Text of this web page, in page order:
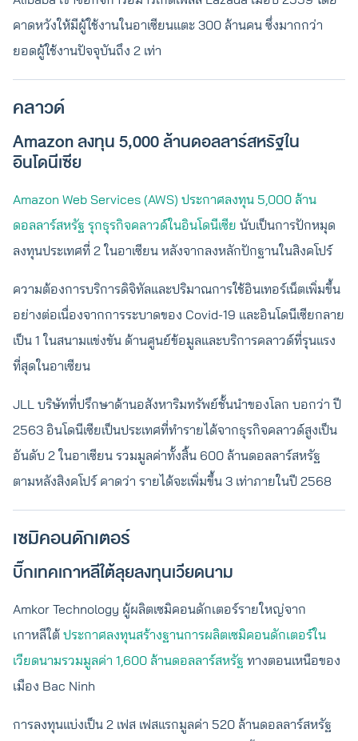
คาดหวังให้มีผู้ใช้งานในอาเซียนแตะ 300 ล้านคน ซึ่งมากกว่า
ยอดผู้ใช้งานปัจจุบันถึง 2 เท่า
คลาวด์
Amazon ลงทุน 5,000 ล้านดอลลาร์สหรัฐใน
อินโดนีเซีย
Amazon Web Services (AWS) ประกาศลงทุน 5,000 ล้าน
ดอลลาร์สหรัฐ รุกธุรกิจคลาวด์ในอินโดนีเซีย นับเป็นการปักหมุด
ลงทุนประเทศที่ 2 ในอาเซียน หลังจากลงหลักปักฐานในสิงคโปร์
ความต้องการบริการดิจิทัลและปริมาณการใช้อินเทอร์เน็ตเพิ่มขึ้น
อย่างต่อเนื่องจากการระบาดของ Covid-19 และอินโดนีเซียกลาย
เป็น 1 ในสนามแข่งขัน ด้านศูนย์ข้อมูลและบริการคลาวด์ที่รุนแรง
ที่สุดในอาเซียน
JLL บริษัทที่ปรึกษาด้านอสังหาริมทรัพย์ชั้นนำของโลก บอกว่า ปี
2563 อินโดนีเซียเป็นประเทศที่ทำรายได้จากธุรกิจคลาวด์สูงเป็น
อันดับ 2 ในอาเซียน รวมมูลค่าทั้งสิ้น 600 ล้านดอลลาร์สหรัฐ
ตามหลังสิงคโปร์ คาดว่า รายได้จะเพิ่มขึ้น 3 เท่าภายในปี 2568
เซมิคอนดักเตอร์
บิ๊กเทคเกาหลีใต้ลุยลงทุนเวียดนาม
Amkor Technology ผู้ผลิตเซมิคอนดักเตอร์รายใหญ่จาก
เกาหลีใต้ ประกาศลงทุนสร้างฐานการผลิตเซมิคอนดักเตอร์ใน
เวียดนามรวมมูลค่า 1,600 ล้านดอลลาร์สหรัฐ ทางตอนเหนือของ
เมือง Bac Ninh
การลงทุนแบ่งเป็น 2 เฟส เฟสแรกมูลค่า 520 ล้านดอลลาร์สหรัฐ